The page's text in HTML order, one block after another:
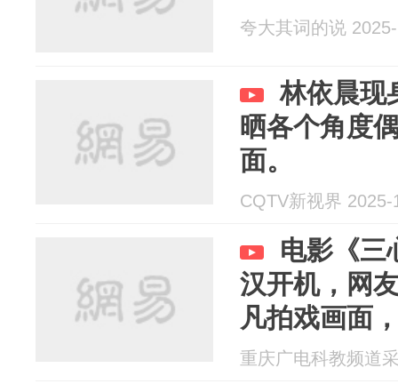
夸大其词的说
林依晨现
晒各个角度
面。
CQTV新视界 2025-
电影《三
汉开机，网
凡拍戏画面
非常美
重庆广电科教频道